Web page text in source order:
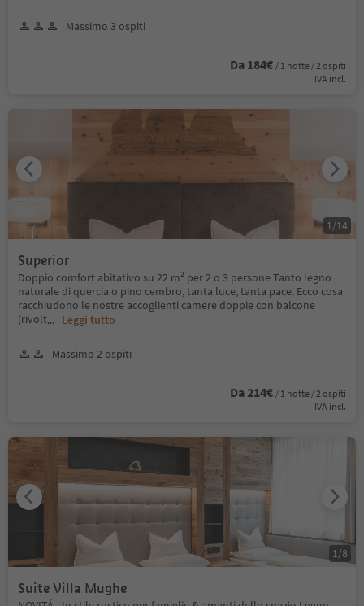
Massimo 3 ospiti
Da 184€ / 1 notte / 2 ospiti
IVA incl.
Superior
Doppio comfort abitativo su 22 m² per 2 o 3 persone Tanto legno
naturale di quercia o pino cembro, tanta luce, tanta pace. Ecco cosa
racchiudono le nostre accoglienti camere doppie con balcone
(rivolt... Leggi tutto
Massimo 2 ospiti
Da 214€ / 1 notte / 2 ospiti
IVA incl.
1 /14
Suite Villa Mughe
1 /8